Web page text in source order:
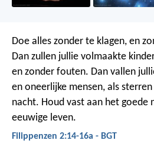
Doe alles zonder te klagen, en
Dan zullen jullie volmaakte
en zonder fouten. Dan vallen
en oneerlijke mensen, als
nacht. Houd vast aan het goede
eeuwige leven.
Filippenzen 2:14-16a - BGT